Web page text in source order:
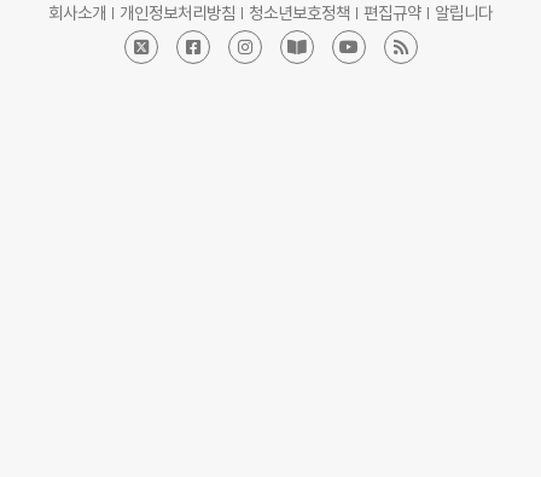
회사소개 개인정보처리방침 청소년보호정책 편집규약 알립니다